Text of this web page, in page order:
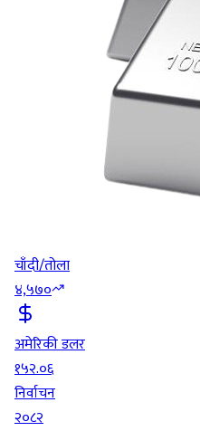
चाँदी/तोला
४,५७०
अमेरिकी डलर
१५२.०६
निर्वाचन
२०८२